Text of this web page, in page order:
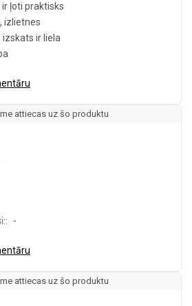
ļoti praktisks
izlietnes
ir liela
attiecas uz šo produktu
-
attiecas uz šo produktu